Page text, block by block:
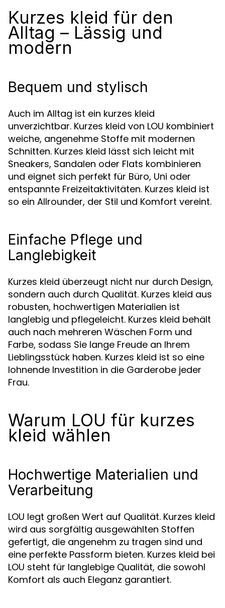
Kurzes kleid für den
Alltag – Lässig und
modern
Bequem und stylisch
Auch im Alltag ist ein kurzes kleid
unverzichtbar. Kurzes kleid von LOU kombiniert
weiche, angenehme Stoffe mit modernen
Schnitten. Kurzes kleid lässt sich leicht mit
Sneakers, Sandalen oder Flats kombinieren
und eignet sich perfekt für Büro, Uni oder
entspannte Freizeitaktivitäten. Kurzes kleid ist
so ein Allrounder, der Stil und Komfort vereint.
Einfache Pflege und
Langlebigkeit
Kurzes kleid überzeugt nicht nur durch Design,
sondern auch durch Qualität. Kurzes kleid aus
robusten, hochwertigen Materialien ist
langlebig und pflegeleicht. Kurzes kleid behält
auch nach mehreren Wäschen Form und
Farbe, sodass Sie lange Freude an Ihrem
Lieblingsstück haben. Kurzes kleid ist so eine
lohnende Investition in die Garderobe jeder
Frau.
Warum LOU für kurzes
kleid wählen
Hochwertige Materialien und
Verarbeitung
LOU legt großen Wert auf Qualität. Kurzes kleid
wird aus sorgfältig ausgewählten Stoffen
gefertigt, die angenehm zu tragen sind und
eine perfekte Passform bieten. Kurzes kleid bei
LOU steht für langlebige Qualität, die sowohl
Komfort als auch Eleganz garantiert.